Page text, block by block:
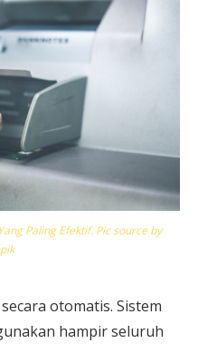
Paling Efektif. Pic source by
otomatis. Sistem
hampir seluruh